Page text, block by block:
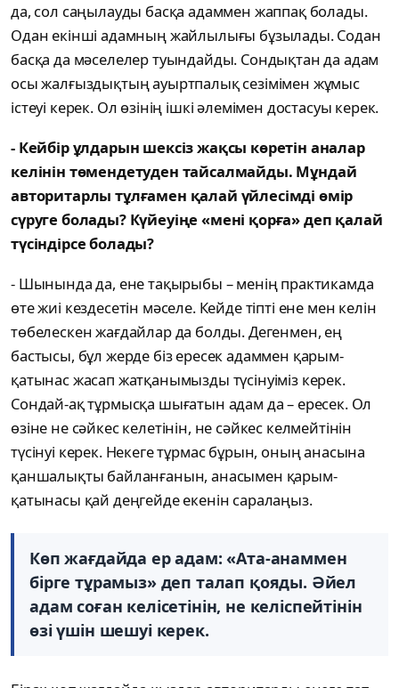
да, сол саңылауды басқа адаммен жаппақ болады.
Одан екінші адамның жайлылығы бұзылады. Содан
басқа да мәселелер туындайды. Сондықтан да адам
осы жалғыздықтың ауыртпалық сезімімен жұмыс
істеуі керек. Ол өзінің ішкі әлемімен достасуы керек.
- Кейбір ұлдарын шексіз жақсы көретін аналар
келінін төмендетуден тайсалмайды. Мұндай
авторитарлы тұлғамен қалай үйлесімді өмір
сүруге болады? Күйеуіңе «мені қорға» деп қалай
түсіндірсе болады?
- Шынында да, ене тақырыбы – менің практикамда
өте жиі кездесетін мәселе. Кейде тіпті ене мен келін
төбелескен жағдайлар да болды. Дегенмен, ең
бастысы, бұл жерде біз ересек адаммен қарым-
қатынас жасап жатқанымызды түсінуіміз керек.
Сондай-ақ тұрмысқа шығатын адам да – ересек. Ол
өзіне не сәйкес келетінін, не сәйкес келмейтінін
түсінуі керек. Некеге тұрмас бұрын, оның анасына
қаншалықты байланғанын, анасымен қарым-
қатынасы қай деңгейде екенін саралаңыз.
Көп жағдайда ер адам: «Ата-анаммен
бірге тұрамыз» деп талап қояды. Әйел
адам соған келісетінін, не келіспейтінін
өзі үшін шешуі керек.